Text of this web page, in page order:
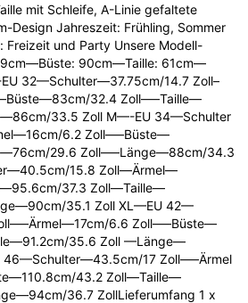
mit Schleife, A-Linie gefaltete
Design Jahreszeit: Frühling, Sommer
Freizeit und Party Unsere Modell-
90cm—Taille: 61cm—
32—Schulter—37.75cm/14.7 Zoll–
32.4 Zoll—–Taille—
33.5 Zoll M—-EU 34—Schulter
6.2 Zoll—–Büste—
29.6 Zoll—–Länge—88cm/34.3
15.8 Zoll—Ärmel—
37.3 Zoll—Taille—
35.1 Zoll XL—EU 42—
6.6 Zoll—–Büste—
35.6 Zoll —Länge—
46—Schulter—43.5cm/17 Zoll—–Ärmel
43.2 Zoll—Taille—
36.7 ZollLieferumfang 1 x